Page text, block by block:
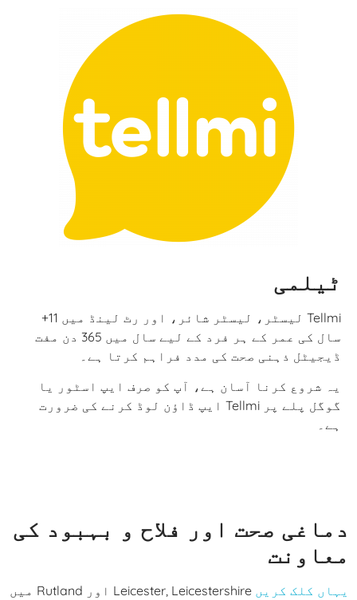
ٹیلمی
Tellmi لیسٹر، لیسٹر شائر، اور رٹ لینڈ میں 11+
سال کی عمر کے ہر فرد کے لیے سال میں 365 دن مفت
ڈیجیٹل ذہنی صحت کی مدد فراہم کرتا ہے۔
یہ شروع کرنا آسان ہے، آپ کو صرف ایپ اسٹور یا
گوگل پلے پر Tellmi ایپ ڈاؤن لوڈ کرنے کی ضرورت
ہے۔
دماغی صحت اور فلاح و بہبود کی
معاونت
یہاں کلک کریں
Leicester, Leicestershire اور Rutland میں